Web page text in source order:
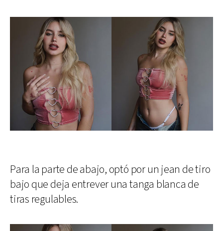
Para la parte de abajo, optó por un jean de tiro
bajo que deja entrever una tanga blanca de
tiras regulables.